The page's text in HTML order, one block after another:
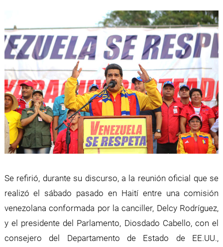
Se refirió, durante su discurso, a la reunión oficial que se
realizó el sábado pasado en Haití entre una comisión
venezolana conformada por la canciller, Delcy Rodríguez,
y el presidente del Parlamento, Diosdado Cabello, con el
consejero del Departamento de Estado de EE.UU.,